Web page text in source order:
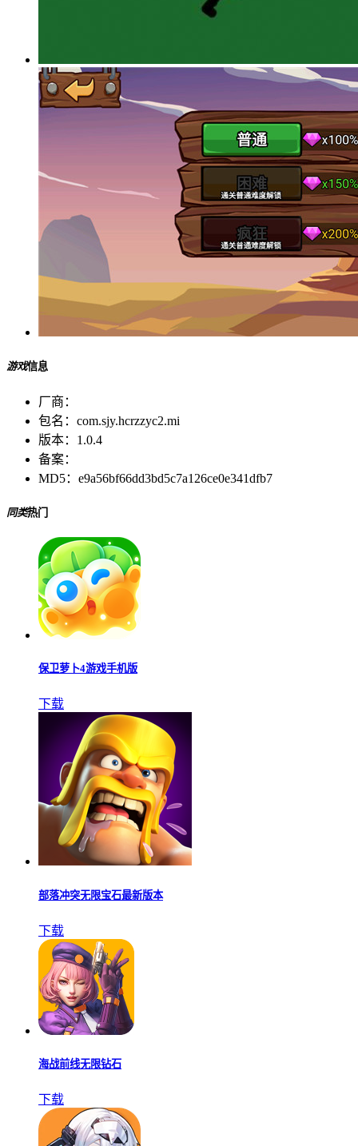
游戏信息
厂商：
包名： com.sjy.hcrzzyc2.mi
版本： 1.0.4
备案：
MD5： e9a56bf66dd3bd5c7a126ce0e341dfb7
同类热门
保卫萝卜4游戏手机版
下载
部落冲突无限宝石最新版本
下载
海战前线无限钻石
下载